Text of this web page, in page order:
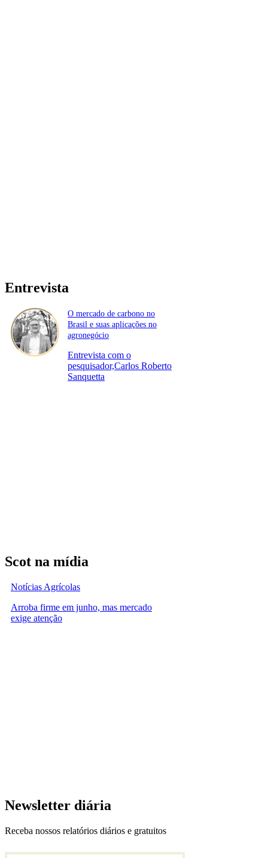
Entrevista
O mercado de carbono no
Brasil e suas aplicações no
agronegócio
Entrevista com o
pesquisador,Carlos Roberto
Sanquetta
Scot na mídia
Notícias Agrícolas
Arroba firme em junho, mas mercado
exige atenção
Newsletter diária
Receba nossos relatórios diários e gratuitos